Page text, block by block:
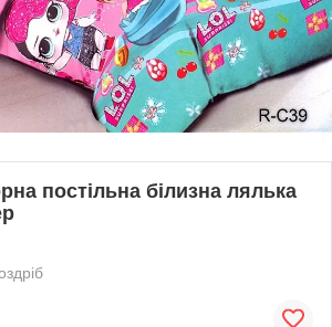
постільна білизна лялька